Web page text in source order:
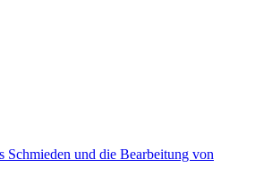
Schmieden und die Bearbeitung von